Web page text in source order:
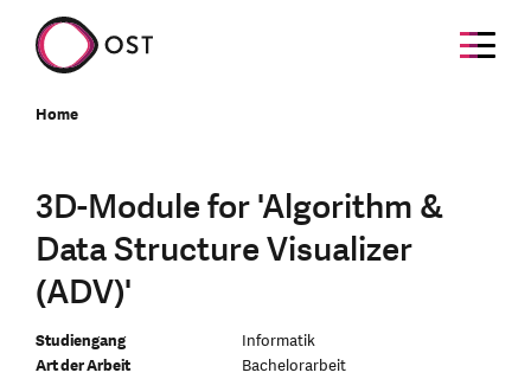
Home
3D-Module for 'Algorithm &
Data Structure Visualizer
(ADV)'
Studiengang
Informatik
Art der Arbeit
Bachelorarbeit